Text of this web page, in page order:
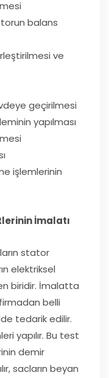
balans
ve
geçirilmesi
yapılması
işlemlerinin
İmalatı
stator
elektriksel
biridir. İmalatta
belli
tedarik edilir.
yapılır. Bu test
demir
sacların beyan